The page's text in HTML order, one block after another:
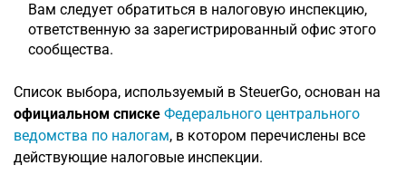
Вам следует обратиться в налоговую инспекцию,
ответственную за зарегистрированный офис этого
сообщества.
Список выбора, используемый в SteuerGo, основан на
официальном списке Федерального центрального
ведомства по налогам, в котором перечислены все
действующие налоговые инспекции.